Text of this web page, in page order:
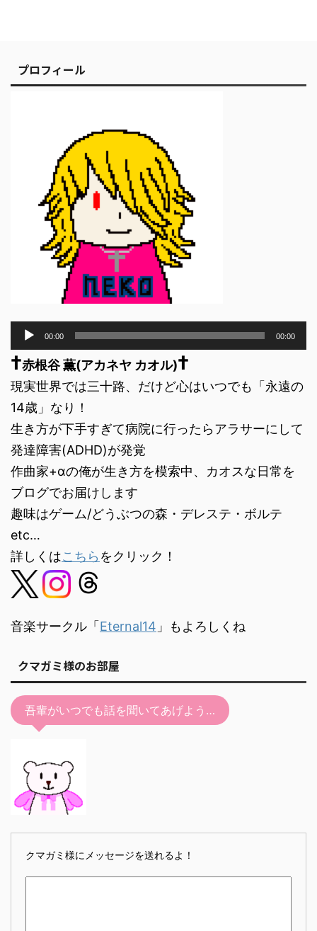
プロフィール
プ
ー
ヤ
ー
00:00 00:00
†赤根谷 薫(アカネヤ カオル)†
現実世界では三十路、だけど心はいつでも「永遠の
14歳」なり！
生き方が下手すぎて病院に行ったらアラサーにして
発達障害(ADHD)が発覚
作曲家+αの俺が生き方を模索中、カオスな日常を
ブログでお届けします
趣味はゲーム/どうぶつの森・デレステ・ボルテ
etc…
詳しくはこちら をクリック！
音楽サークル「Eternal14 」もよろしくね
クマガミ様のお部屋
吾輩がいつでも話を聞いてあげよう…
クマガミ様にメッセージを送れるよ！